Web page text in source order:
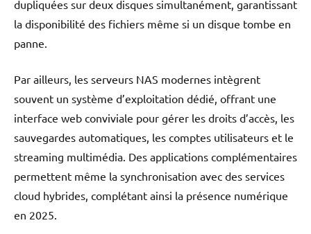
dupliquées sur deux disques simultanément, garantissant
la disponibilité des fichiers même si un disque tombe en
panne.
Par ailleurs, les serveurs NAS modernes intègrent
souvent un système d’exploitation dédié, offrant une
interface web conviviale pour gérer les droits d’accès, les
sauvegardes automatiques, les comptes utilisateurs et le
streaming multimédia. Des applications complémentaires
permettent même la synchronisation avec des services
cloud hybrides, complétant ainsi la présence numérique
en 2025.